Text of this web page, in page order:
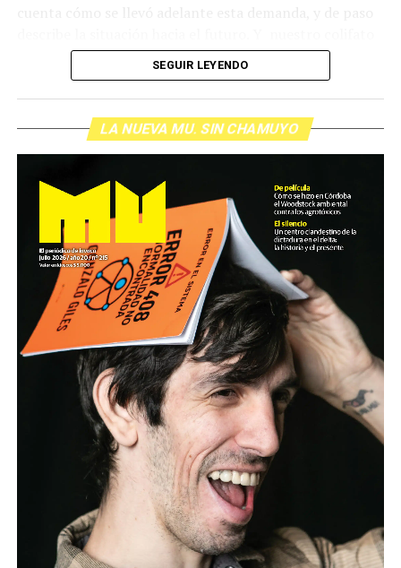
de cabecera Hugo López va a dar una definición
inolvidable sobre los normales y los anormales. Como
siempre, Pablo Marchetti que llega con música y con El
grito pelado.(Escuchá el programa completo)
Descargar los archivos de audio:Bloque 1/Bloque 2
Foto: Nacho Yuchark
Descargar el programa
La reproducción de este programa es libre. Sólo tenés
que mandar un mail a
infolavaca@yahoo.com.arpara
emitir todos los programas de Decí MU
SEGUIR LEYENDO
LA NUEVA MU. SIN CHAMUYO